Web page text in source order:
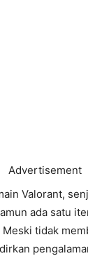
Advertisement
Valorant,
ada satu
Meski tidak